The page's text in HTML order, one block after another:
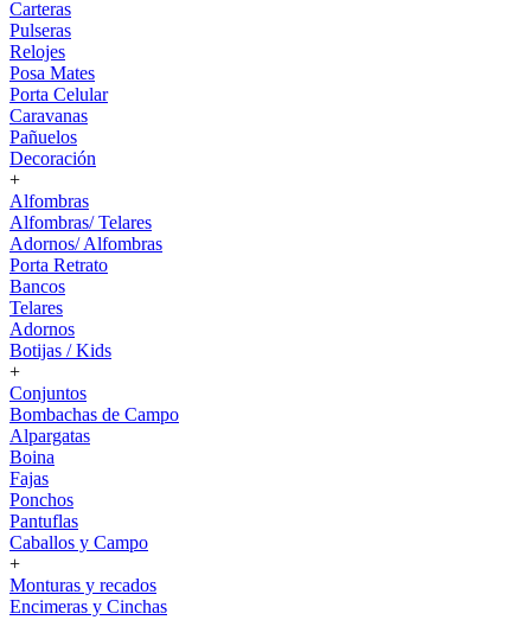
Carteras
Pulseras
Relojes
Posa Mates
Porta Celular
Caravanas
Pañuelos
Decoración
+
Alfombras
Alfombras/ Telares
Adornos/ Alfombras
Porta Retrato
Bancos
Telares
Adornos
Botijas / Kids
+
Conjuntos
Bombachas de Campo
Alpargatas
Boina
Fajas
Ponchos
Pantuflas
Caballos y Campo
+
Monturas y recados
Encimeras y Cinchas